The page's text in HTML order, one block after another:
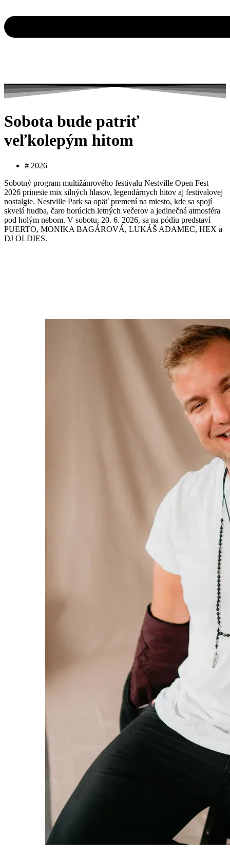
Sobota bude patriť
veľkolepým hitom
# 2026
Sobotný program multižánrového festivalu Nestville Open Fest
2026 prinesie mix silných hlasov, legendárnych hitov aj festivalovej
nostalgie. Nestville Park sa opäť premení na miesto, kde sa spojí
skvelá hudba, čaro horúcich letných večerov a jedinečná atmosféra
pod holým nebom. V sobotu, 20. 6. 2026, sa na pódiu predstaví
PUERTO, MONIKA BAGÁROVÁ, LUKÁŠ ADAMEC, HEX a
DJ OLDIES.